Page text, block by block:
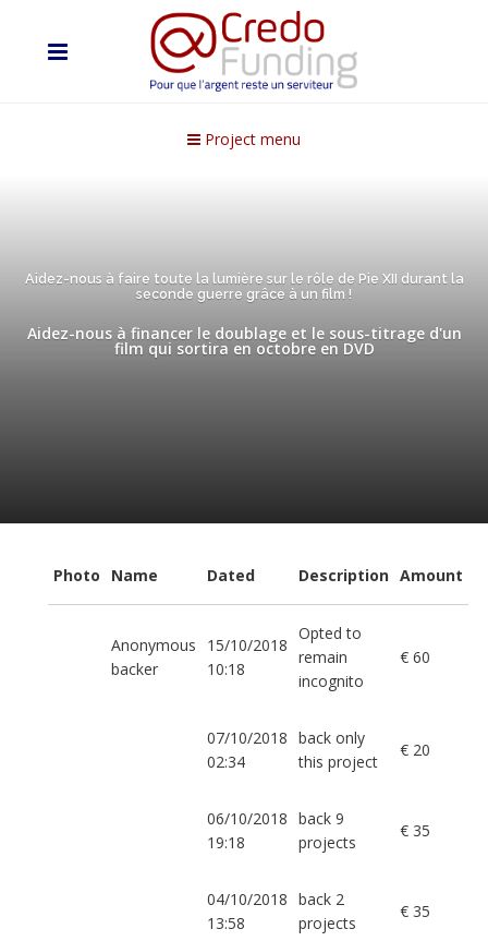
Project menu
Aidez-nous à faire toute la lumière sur le rôle de Pie XII durant la
seconde guerre grâce à un film !
Aidez-nous à financer le doublage et le sous-titrage d'un
film qui sortira en octobre en DVD
Photo Name Dated Description Amount
Anonymous
backer
15/10/2018
10:18
Opted to
remain
incognito
€ 60
07/10/2018
02:34
back only
this project
€ 20
06/10/2018
19:18
back 9
projects
€ 35
04/10/2018
13:58
back 2
projects
€ 35